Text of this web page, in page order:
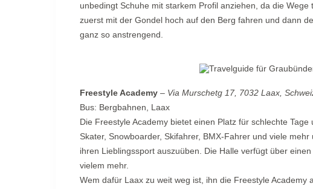
unbedingt Schuhe mit starkem Profil anziehen, da die
zuerst mit der Gondel hoch auf den Berg fahren und dann
ganz so anstrengend.
Freestyle Academy – Via Murschetg 17, 7032 Laax,
Bus: Bergbahnen, Laax
Die Freestyle Academy bietet einen Platz für schlechte
Skater, Snowboarder, Skifahrer, BMX-Fahrer und viele
ihren Lieblingssport auszuüben. Die Halle verfügt über
vielem mehr.
Wem dafür Laax zu weit weg ist, ihn die Freestyle